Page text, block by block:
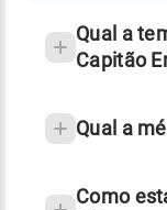
Qual a
Capitão
Qual a
Como